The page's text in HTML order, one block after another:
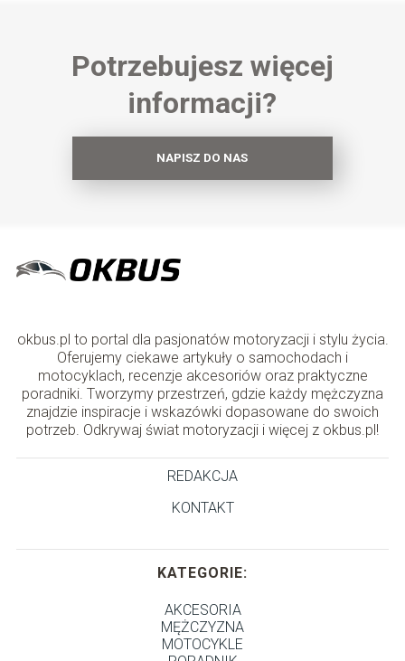
Potrzebujesz więcej
informacji?
NAPISZ DO NAS
okbus.pl to portal dla pasjonatów motoryzacji i stylu życia.
Oferujemy ciekawe artykuły o samochodach i
motocyklach, recenzje akcesoriów oraz praktyczne
poradniki. Tworzymy przestrzeń, gdzie każdy mężczyzna
znajdzie inspiracje i wskazówki dopasowane do swoich
potrzeb. Odkrywaj świat motoryzacji i więcej z okbus.pl!
REDAKCJA
KONTAKT
KATEGORIE:
AKCESORIA
MĘŻCZYZNA
MOTOCYKLE